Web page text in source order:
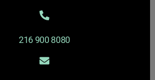
216 900 8080
info@drkerastaris.gr